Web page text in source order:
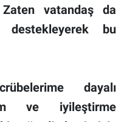
Zaten vatandaş da
bu
dayalı
ve iyileştirme